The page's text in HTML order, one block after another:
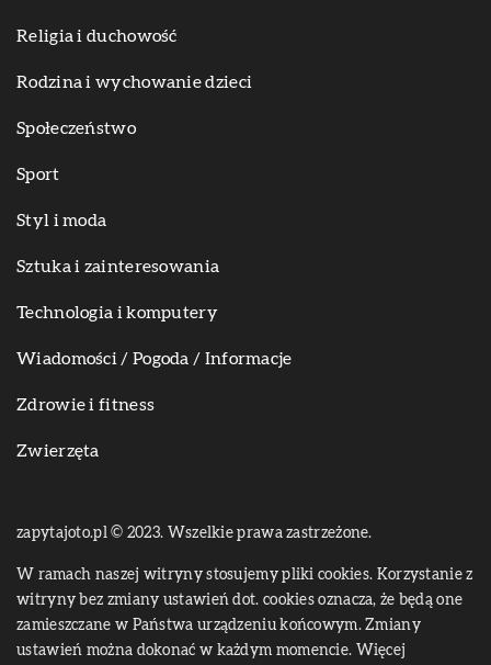
Religia i duchowość
Rodzina i wychowanie dzieci
Społeczeństwo
Sport
Styl i moda
Sztuka i zainteresowania
Technologia i komputery
Wiadomości / Pogoda / Informacje
Zdrowie i fitness
Zwierzęta
zapytajoto.pl © 2023. Wszelkie prawa zastrzeżone.
W ramach naszej witryny stosujemy pliki cookies. Korzystanie z
witryny bez zmiany ustawień dot. cookies oznacza, że będą one
zamieszczane w Państwa urządzeniu końcowym. Zmiany
ustawień można dokonać w każdym momencie. Więcej